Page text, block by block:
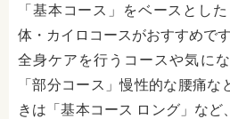
「基本コース」をベースとし
体・カイロコースがおすすめです
全身ケアを行うコースや気に
「部分コース」慢性的な腰痛な
きは「基本コース ロング」な